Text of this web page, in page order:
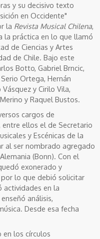
y su decisivo texto
en Occidente"
la Revista Musical Chilena,
la práctica en lo que llamó
de Ciencias y Artes
de Chile. Bajo este
Botto, Gabriel Brncic,
Ortega, Hernán
y Cirilo Vila,
y Raquel Bustos.
cargos de
ellos el de Secretario
y Escénicas de la
al ser nombrado agregado
(Bonn). Con el
exonerado y
lo que debió solicitar
actividades en la
análisis,
Desde esa fecha
en los círculos